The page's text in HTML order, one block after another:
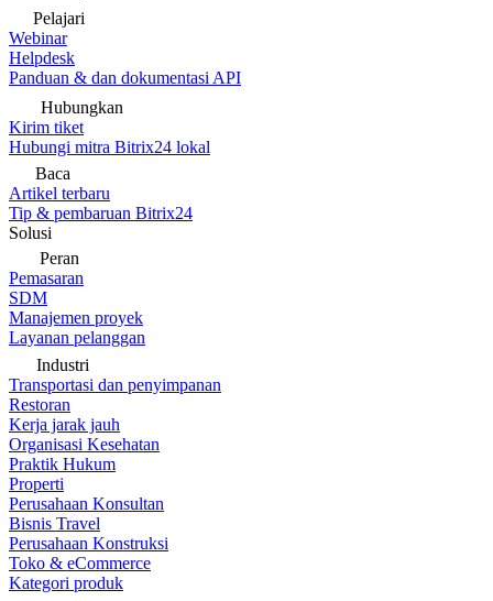
Pelajari
Webinar
Helpdesk
Panduan & dan dokumentasi API
Hubungkan
Kirim tiket
Hubungi mitra Bitrix24 lokal
Baca
Artikel terbaru
Tip & pembaruan Bitrix24
Solusi
Peran
Pemasaran
SDM
Manajemen proyek
Layanan pelanggan
Industri
Transportasi dan penyimpanan
Restoran
Kerja jarak jauh
Organisasi Kesehatan
Praktik Hukum
Properti
Perusahaan Konsultan
Bisnis Travel
Perusahaan Konstruksi
Toko & eCommerce
Kategori produk